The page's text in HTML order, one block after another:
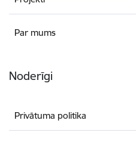
Par mums
Noderīgi
Privātuma politika